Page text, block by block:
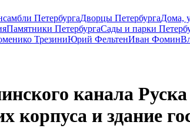
ПетербургаДворцы ПетербургаДома,
Памятники ПетербургаСады и парки
ТрезиниЮрий ФельтенИван Фомин
канала Руска
корпуса и здание